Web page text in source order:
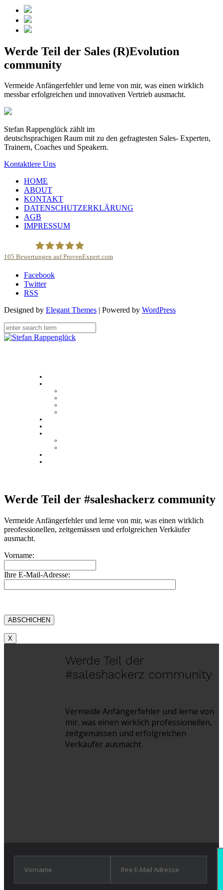
Werde Teil der Sales (R)Evolution
community
Vermeide Anfängerfehler und lerne von mir, was einen wirklich
messbar erfolgreichen und innovativen Vertrieb ausmacht.
Stefan Rappenglück zählt im
deutschsprachigen Raum mit zu den gefragtesten Sales- Experten,
Trainern, Coaches und Speakern.
Kontaktiere Uns
HOME
ABOUT
KONTAKT
DATENSCHUTZERKLÄRUNG
AGB
IMPRESSUM
Stefan Rappenglück
105 Bewertungen auf ProvenExpert.com
Facebook
Twitter
RSS
Designed by Elegant Themes | Powered by WordPress
Werde Teil der #saleshackerz community
Vermeide Anfängerfehler und lerne von mir, was einen wirklich
preofessionellen, zeitgemässen und erfolgreichen Verkäufer
ausmacht.
Vorname:
Ihre E-Mail-Adresse:
X
Werde Teil der
#saleshackerz community
Vermeide Anfängerfehler und lerne von
mir, was einen wirklich professionellen,
zeitgemässen und erfolgreichen
Verkäufer ausmacht.